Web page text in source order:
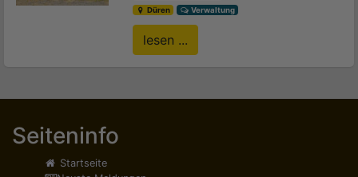
Düren
Verwaltung
lesen ...
Seiteninfo
Startseite